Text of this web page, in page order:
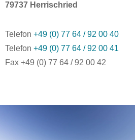
79737 Herrischried
Telefon +49 (0) 77 64 / 92 00 40
Telefon +49 (0) 77 64 / 92 00 41
Fax +49 (0) 77 64 / 92 00 42